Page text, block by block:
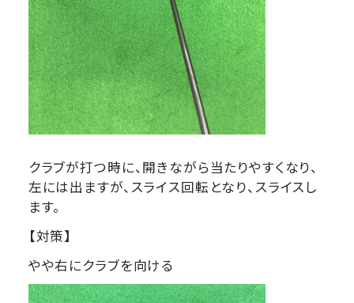
クラブが打つ時に、開きながら当たりやすくなり、
左には出ますが、スライス回転となり、スライスし
ます。
【対策】
やや右にクラブを向ける